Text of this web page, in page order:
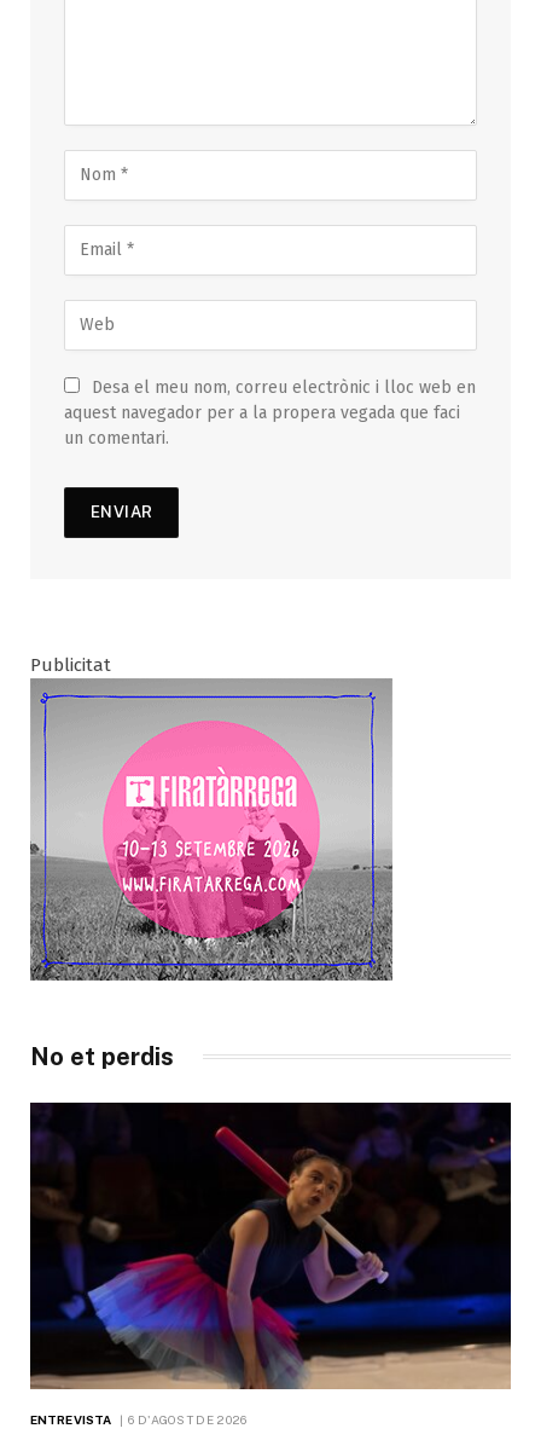
Desa el meu nom, correu electrònic i lloc web en
aquest navegador per a la propera vegada que faci
un comentari.
Publicitat
No et perdis
ENTREVISTA 6 D'AGOST DE 2026